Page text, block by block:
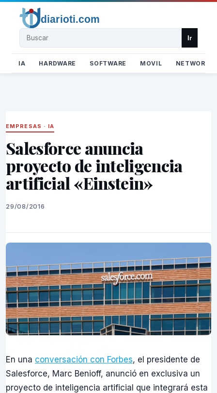
Buscar Ir
IA HARDWARE SOFTWARE MOVIL NETWORK
EMPRESAS · IA
Salesforce anuncia
proyecto de inteligencia
artificial «Einstein»
29/08/2016
En una conversación con Forbes, el presidente de
Salesforce, Marc Benioff, anunció en exclusiva un
proyecto de inteligencia artificial que integrará esta